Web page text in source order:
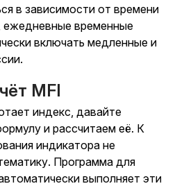
в зависимости от времени
ежедневные временные
включать медленные и
MFI
индекс, давайте
и рассчитаем её. К
индикатора не
Программа для
выполняет эти